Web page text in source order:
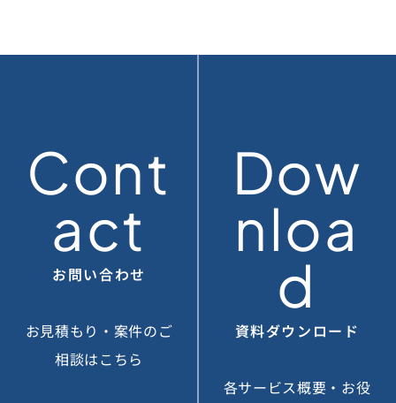
Cont
act
お問い合わせ
お見積もり・案件のご
相談はこちら
Dow
nloa
d
資料ダウンロード
各サービス概要・お役